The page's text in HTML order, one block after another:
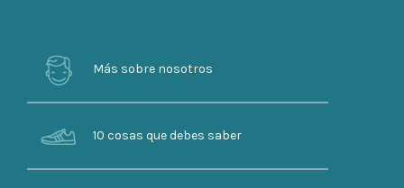
Más sobre nosotros
10 cosas que debes saber